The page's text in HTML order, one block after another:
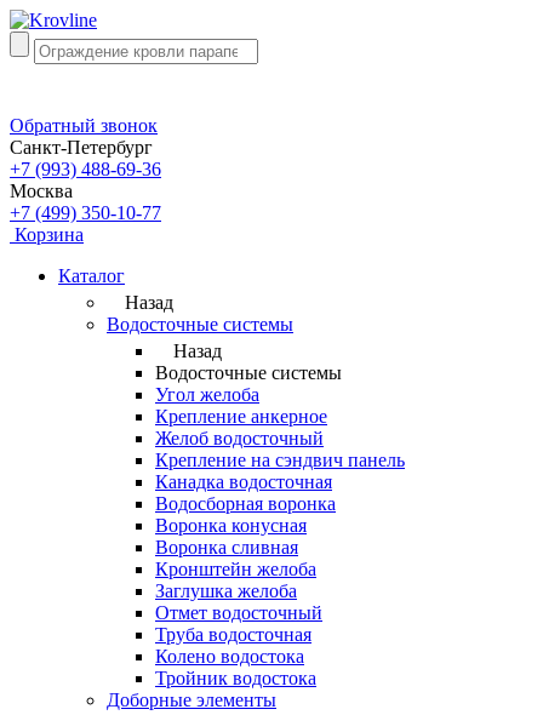
Обратный звонок
Санкт-Петербург
+7 (993) 488-69-36
Москва
+7 (499) 350-10-77
Корзина
Каталог
Назад
Водосточные системы
Назад
Водосточные системы
Угол желоба
Крепление анкерное
Желоб водосточный
Крепление на сэндвич панель
Канадка водосточная
Водосборная воронка
Воронка конусная
Воронка сливная
Кронштейн желоба
Заглушка желоба
Отмет водосточный
Труба водосточная
Колено водостока
Тройник водостока
Доборные элементы